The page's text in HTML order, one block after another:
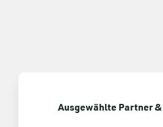
Ausgewählte Partner